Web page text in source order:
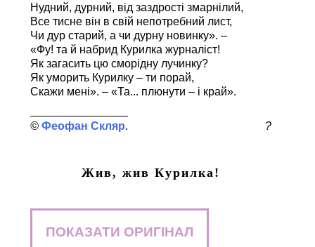
Нудний, дурний, від заздрості змарнілий,
Все тисне він в свій непотребний лист,
Чи дур старий, а чи дурну новинку». –
«Фу! та й набрид Курилка журналіст!
Як загасить цю сморідну лучинку?
Як уморить Курилку – ти порай,
Скажи мені». – «Та... плюнути – і край».
Феофан Скляр ?
Жив, жив Курилка!
ПОКАЗАТИ ОРИГІНАЛ